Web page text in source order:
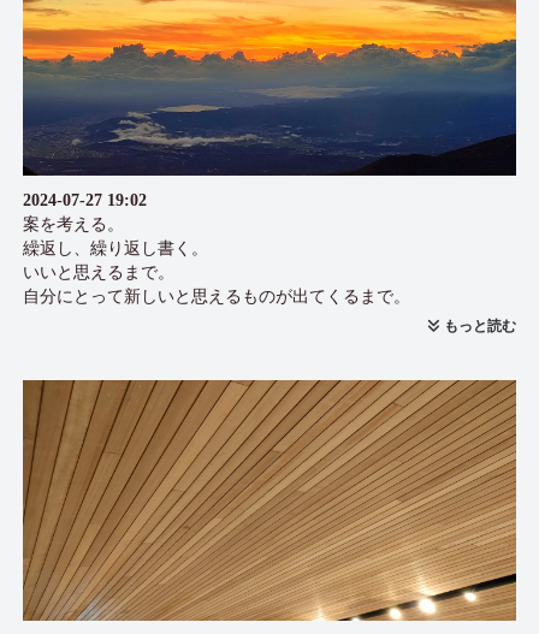
2024-07-27 19:02
案を考える。
繰返し、繰り返し書く。
いいと思えるまで。
自分にとって新しいと思えるものが出てくるまで。
もっと読む